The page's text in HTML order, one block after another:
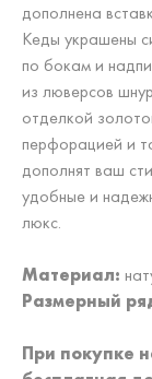
дополнена
Кеды украшены
по бокам и
из люверсов
отделкой
перфорацией и
дополнят ваш
удобные и
люкс.
Материал:
Размерный
При покупке